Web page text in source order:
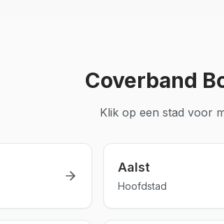
Coverband
Klik op een stad voor
Aalst
Hoofdstad